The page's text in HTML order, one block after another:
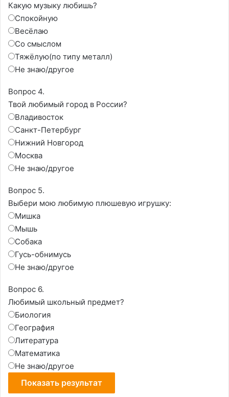
Какую музыку любишь?
Спокойную
Весёлаю
Со смыслом
Тяжёлую(по типу металл)
Не знаю/другое
Вопрос 4.
Твой любимый город в России?
Владивосток
Санкт-Петербург
Нижний Новгород
Москва
Не знаю/другое
Вопрос 5.
Выбери мою любимую плюшевую игрушку:
Мишка
Мышь
Собака
Гусь-обнимусь
Не знаю/другое
Вопрос 6.
Любимый школьный предмет?
Биология
География
Литература
Математика
Не знаю/другое